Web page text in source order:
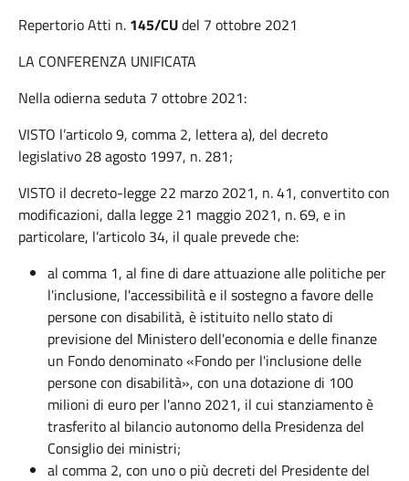
Repertorio Atti n. 145/CUdel 7 ottobre 2021
LA CONFERENZA UNIFICATA
Nella odierna seduta 7 ottobre 2021:
VISTO l’articolo 9, comma 2, lettera a), del decreto
legislativo 28 agosto 1997, n. 281;
VISTO il decreto-legge 22 marzo 2021, n. 41, convertito con
modificazioni, dalla legge 21 maggio 2021, n. 69, e in
particolare, l’articolo 34, il quale prevede che:
al comma 1, al fine di dare attuazione alle politiche per
l'inclusione, l'accessibilità e il sostegno a favore delle
persone con disabilità, è istituito nello stato di
previsione del Ministero dell'economia e delle finanze
un Fondo denominato «Fondo per l'inclusione delle
persone con disabilità», con una dotazione di 100
milioni di euro per l'anno 2021, il cui stanziamento è
trasferito al bilancio autonomo della Presidenza del
Consiglio dei ministri;
al comma 2, con uno o più decreti del Presidente del